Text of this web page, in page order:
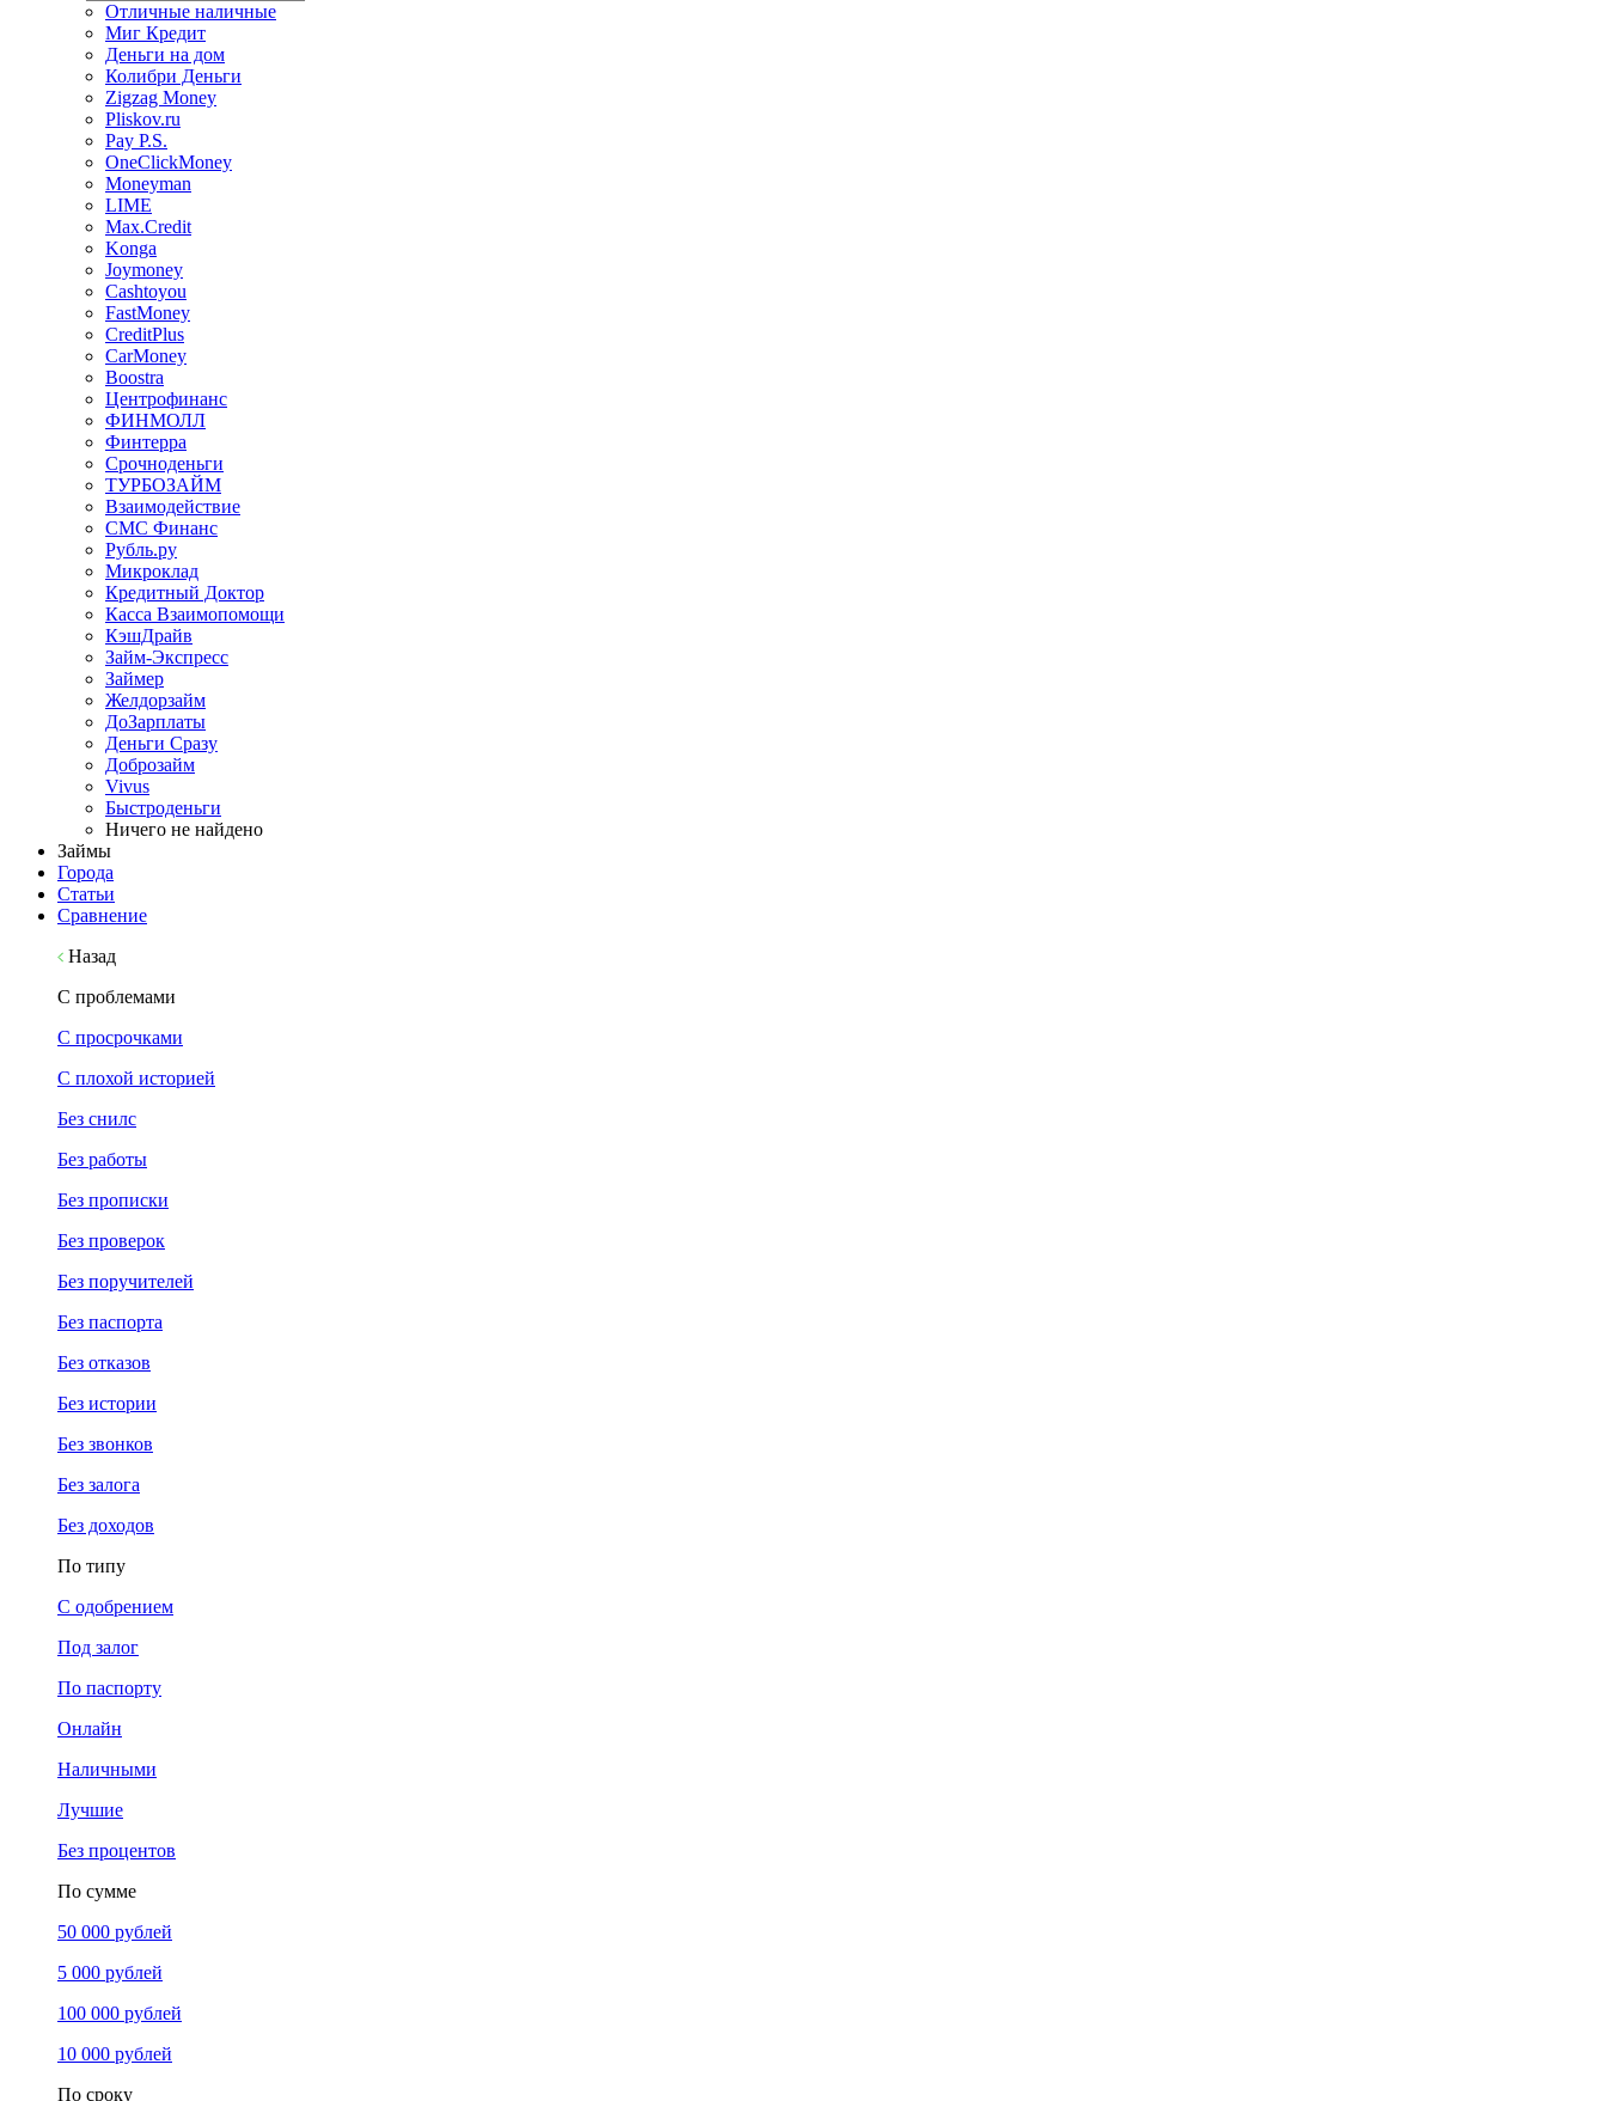
Отличные наличные
Миг Кредит
Деньги на дом
Колибри Деньги
Zigzag Money
Pliskov.ru
Pay P.S.
OneClickMoney
Moneyman
LIME
Max.Credit
Konga
Joymoney
Cashtoyou
FastMoney
CreditPlus
CarMoney
Boostra
Центрофинанс
ФИНМОЛЛ
Финтерра
Срочноденьги
ТУРБОЗАЙМ
Взаимодействие
СМС Финанс
Рубль.ру
Микроклад
Кредитный Доктор
Касса Взаимопомощи
КэшДрайв
Займ-Экспресс
Займер
Желдорзайм
ДоЗарплаты
Деньги Сразу
Доброзайм
Vivus
Быстроденьги
Ничего не найдено
Займы
Города
Статьи
Сравнение
Назад
С проблемами
С просрочками
С плохой историей
Без снилс
Без работы
Без прописки
Без проверок
Без поручителей
Без паспорта
Без отказов
Без истории
Без звонков
Без залога
Без доходов
По типу
С одобрением
Под залог
По паспорту
Онлайн
Наличными
Лучшие
Без процентов
По сумме
50 000 рублей
5 000 рублей
100 000 рублей
10 000 рублей
По сроку